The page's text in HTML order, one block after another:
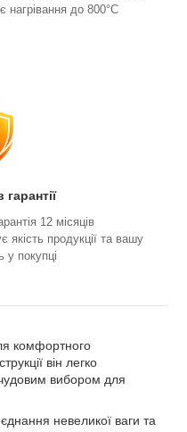
нагрівання до 800°C
гарантії
12 місяців
якість продукції та вашу
у покупці
комфортного
він легко
вибором для
невеликої ваги та